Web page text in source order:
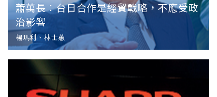
蕭萬長：台日合作是經貿戰略，不應受政
治影響
楊瑪利、林士蕙